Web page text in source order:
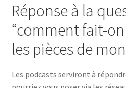
Réponse à la
“comment fait-
les pièces de
Les podcasts serviront à